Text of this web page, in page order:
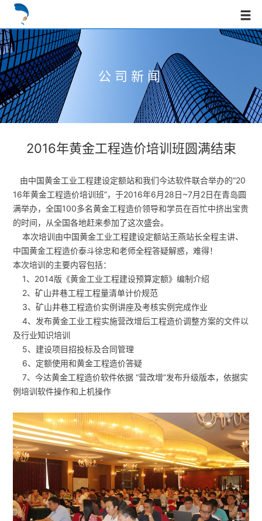
公司新闻
2016年黄金工程造价培训班圆满结束
由中国黄金工业工程建设定额站和我们今达软件联合举办的“20
16年黄金工程造价培训班”，于2016年6月28日~7月2日在青岛圆
满举办，全国100多名黄金工程造价领导和学员在百忙中挤出宝贵
的时间，从全国各地赶来参加了这次盛会。
本次培训由中国黄金工业工程建设定额站王燕站长全程主讲、
中国黄金工程造价泰斗徐忠和老师全程答疑解惑，难得！
本次培训的主要内容包括：
1、2014版《黄金工业工程建设预算定额》编制介绍
2、矿山井巷工程工程量清单计价规范
3、矿山井巷工程造价实例讲座及考核实例完成作业
4、发布黄金工业工程实施营改增后工程造价调整方案的文件以
及行业知识培训
5、建设项目招投标及合同管理
6、定额使用和黄金工程造价答疑
7、今达黄金工程造价软件依据 “营改增”发布升级版本，依据实
例培训软件操作和上机操作